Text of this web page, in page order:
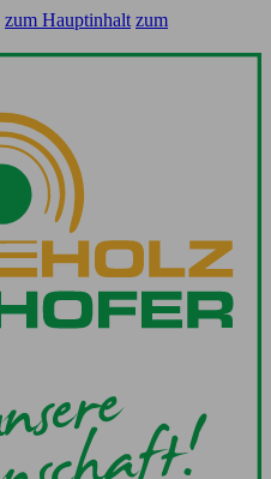
zum Hauptinhalt zum